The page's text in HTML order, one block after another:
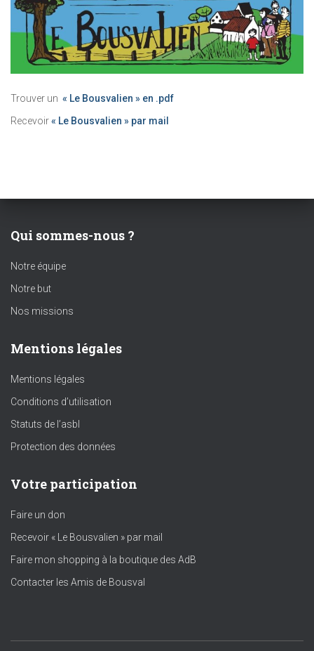
Trouver un « Le Bousvalien » en .pdf
Recevoir« Le Bousvalien » par mail
Qui sommes-nous ?
Notre équipe
Notre but
Nos missions
Mentions légales
Mentions légales
Conditions d’utilisation
Statuts de l’asbl
Protection des données
Votre participation
Faire un don
Recevoir « Le Bousvalien » par mail
Faire mon shopping à la boutique des AdB
Contacter les Amis de Bousval